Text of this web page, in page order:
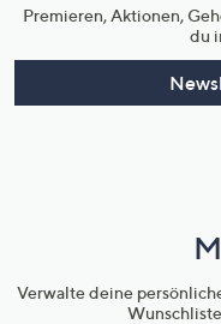
Premieren, Aktionen,
du
Verwalte deine